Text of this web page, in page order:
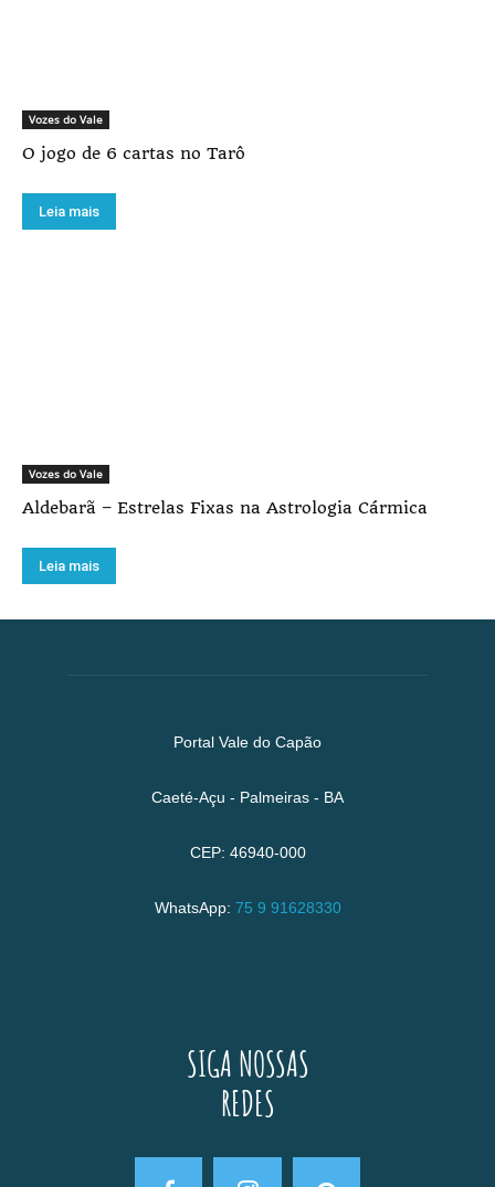
Vozes do Vale
O jogo de 6 cartas no Tarô
Leia mais
Vozes do Vale
Aldebarã – Estrelas Fixas na Astrologia Cármica
Leia mais
Portal Vale do Capão
Caeté-Açu - Palmeiras - BA
CEP: 46940-000
WhatsApp: 75 9 91628330
SIGA NOSSAS
REDES